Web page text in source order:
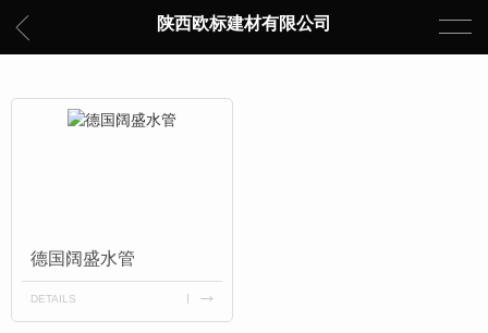
陕西欧标建材有限公司
德国阔盛水管
DETAILS